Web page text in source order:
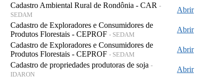
Cadastro Ambiental Rural de Rondônia - CAR -
SEDAM
Abrir
Cadastro de Exploradores e Consumidores de
Produtos Florestais - CEPROF - SEDAM
Abrir
Cadastro de Exploradores e Consumidores de
Produtos Florestais - CEPROF - SEDAM
Abrir
Cadastro de propriedades produtoras de soja -
IDARON
Abrir